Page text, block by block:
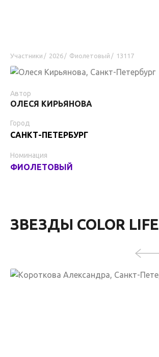
Участники / 2026 / Фиолетовый / 13117
Автор
ОЛЕСЯ КИРЬЯНОВА
Город
САНКТ-ПЕТЕРБУРГ
Номинация
ФИОЛЕТОВЫЙ
ЗВЕЗДЫ COLOR LIFE